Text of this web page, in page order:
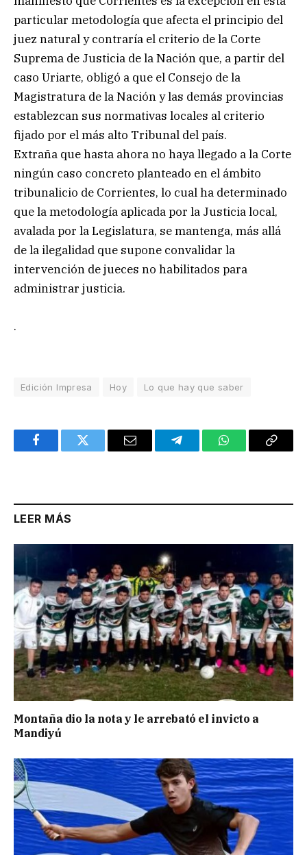
particular metodología que afecta el principio del
juez natural y contraría el criterio de la Corte
Suprema de Justicia de la Nación que, a partir del
caso Uriarte, obligó a que el Consejo de la
Magistratura de la Nación y las demás provincias
establezcan sus normativas locales al criterio
fijado por el más alto Tribunal del país.
Extraña que hasta ahora no haya llegado a la Corte
ningún caso concreto planteado en el ámbito
tribunalicio de Corrientes, lo cual ha determinado
que la metodología aplicada por la Justicia local,
avalada por la Legislatura, se mantenga, más allá
de la ilegalidad que supone convalidar la
intervención de jueces no habilitados para
administrar justicia.
.
Edición Impresa Hoy Lo que hay que saber
FacebookTwitter Email TelegramWhatsAppCopy
LEER MÁS
Montaña dio la nota y le arrebató el invicto a
Mandiyú